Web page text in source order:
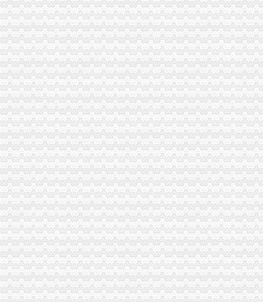
重庆工商*办,重庆公司财税代理,重庆*办公司注册,重庆代账报税-
重庆代账公司哪家好？
重庆会计代账 重庆代账公司 分公司之间的这些税务问题,一定得关
【重庆代账公司比较好的推荐代账公司会计代帐会计服务财务管理财
【重要的事说三遍,代理记账重庆代账公司重庆代帐公司就选】价
【巧叠财务重庆代账公司放心购重庆代帐公司优惠享不停】价格,
重庆清理“僵尸企业”代账公司或可提供小微企清单-新华网重庆频道
巧叠财务重庆代帐放心购|重庆代账优惠享不停！【今日推荐网】
畅捷通受邀参加重庆“互联网+代账行业研讨会”-小熊在线-企业频道
在重庆江北开个代账公司,大家认为有前景吗？_重庆_天涯论坛_天涯
重庆代账公司哪家服务态度比较好？合开展税务筹划的三个路径-灌
重庆财税疑难：重庆代账会计-重庆爱问分类
重庆市全吉代账服务有限公司2017新招聘信息_电话_地址-58企业
重庆财瑞财务代账有限责任公司潼南县分公司
重庆代账公司怎样可以快速,信赖巧叠财务,售后有保障【今日推荐网】
重庆益记财务公司注册代账报税会计代帐重庆公司注册今题网
重庆市汇成财务代账有限公司
重庆财务代账_重庆会计代账_企业财务代账-重庆财务代帐公司
重庆家代账行业协会成立-今日重庆-华龙网
重庆代账公司哪家好？重庆工商年检办理价格贵吗？？
重庆会计代账价格便宜的公司-爱喇叭网
重庆会计代账公司哪家专业负责-直辖市重庆其他服务信息
重庆代账公司市场前景广阔,巧叠财务着力造一体化的重庆代理记价
巧叠财务重庆代账,行业一流的重庆会计代账价格及报价-机电商网
搜下[金牌书网]重庆代账公司资料下载-地产智库-新浪地产网